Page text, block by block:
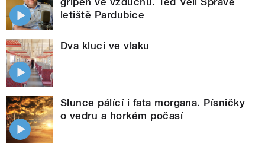
letiště Pardubice
Dva kluci ve vlaku
Slunce pálící i fata morgana. Písničky
o vedru a horkém počasí